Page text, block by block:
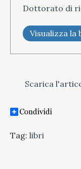
Dottorato di
Visualizza
Scarica
Tag: libri